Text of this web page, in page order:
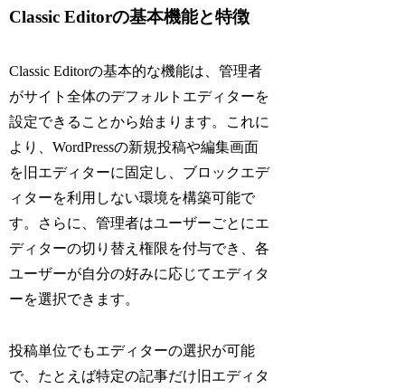
Classic Editorの基本機能と特徴
Classic Editorの基本的な機能は、管理者
がサイト全体のデフォルトエディターを
設定できることから始まります。これに
より、WordPressの新規投稿や編集画面
を旧エディターに固定し、ブロックエデ
ィターを利用しない環境を構築可能で
す。さらに、管理者はユーザーごとにエ
ディターの切り替え権限を付与でき、各
ユーザーが自分の好みに応じてエディタ
ーを選択できます。
投稿単位でもエディターの選択が可能
で、たとえば特定の記事だけ旧エディタ